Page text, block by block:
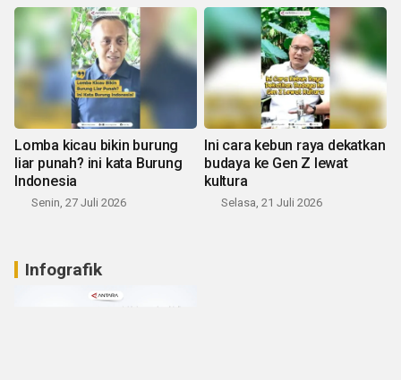
Lomba kicau bikin burung
liar punah? ini kata Burung
Indonesia
Senin, 27 Juli 2026
Ini cara kebun raya dekatkan
budaya ke Gen Z lewat
kultura
Selasa, 21 Juli 2026
Infografik